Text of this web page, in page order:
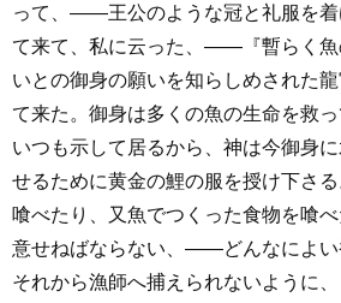
って、――王公のような冠と礼服を着
て来て、私に云った、――『暫らく魚
いとの御身の願いを知らしめされた
て来た。御身は多くの魚の生命を救
いつも示して居るから、神は今御身
せるために黄金の鯉の服を授け下さ
喰べたり、又魚でつくった食物を喰
意せねばならない、――どんなによ
それから漁師へ捕えられないように